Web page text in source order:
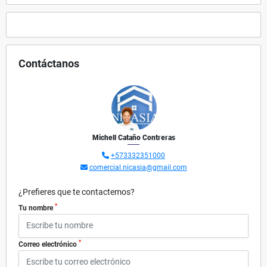
Contáctanos
Michell Cataño Contreras
+573332351000
comercial.nicasia@gmail.com
¿Prefieres que te contactemos?
Tu nombre *
Correo electrónico *